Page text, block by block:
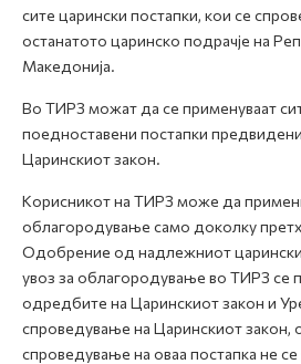
сите царински постапки, кои се
останатото царинско подрачје на
Македонија.
Во ТИРЗ можат да се применуваат
поедноставени постапки
Царинскиот закон.
Корисникот на ТИРЗ може да
облагородување само доколку
Одобрение од надлежниот царински
увоз за облагородување во ТИРЗ се
одредбите на Царинскиот закон и
спроведување на Царинскиот закон,
спроведување на оваа постапка не се